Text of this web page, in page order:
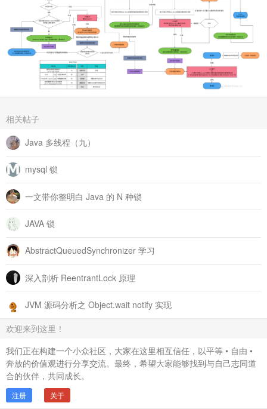
相关帖子
Java 多线程（九）
mysql 锁
一文带你整明白 Java 的 N 种锁
JAVA 锁
AbstractQueuedSynchronizer 学习
深入剖析 ReentrantLock 原理
JVM 源码分析之 Object.wait notify 实现
欢迎来到这里！
我们正在构建一个小众社区，大家在这里相互信任，以平等 • 自由 •
奔放的价值观进行分享交流。最终，希望大家能够找到与自己志同道
合的伙伴，共同成长。
注册 关于